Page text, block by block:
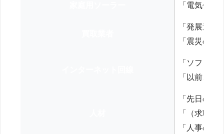
「電気代を
「発展途
「震災の
「ソフト
「以前、
「先日の
「（求職
「人事の方